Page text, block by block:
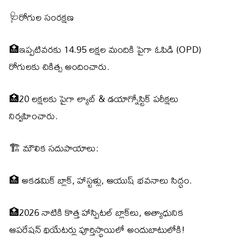
🩺రోగుల సంరక్షణ
🏥ఇప్పటివరకు 14.95 లక్షల మందికి పైగా ఓపిడి (OPD)
రోగులకు చికిత్స అందించారు.
🏥20 లక్షలకు పైగా ల్యాబ్ & డయాగ్నోస్టిక్ పరీక్షలు
నిర్వహించారు.
🏗️ మౌలిక సదుపాయాలు:
🏥 అకడమిక్ బ్లాక్, హాస్టళ్లు, ఆయుష్ భవనాలు సిద్ధం.
🏥2026 నాటికి కొత్త హాస్పిటల్ బ్లాక్‌లు, అత్యాధునిక
ఆపరేషన్ థియేటర్లు పూర్తిస్థాయిలో అందుబాటులోకి!